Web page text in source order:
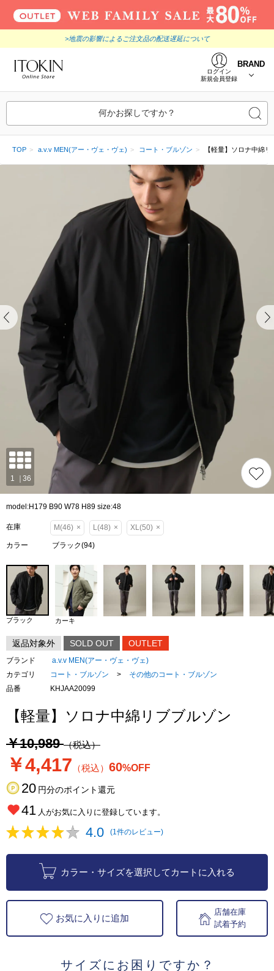
>地震の影響によるご注文品の配送遅延について
ログイン
新規会員登録
BRAND
何かお探しですか？
TOP a.v.v MEN(アー・ヴェ・ヴェ) コート・ブルゾン 【軽量】ソロナ中綿
model:H179 B90 W78 H89 size:48
在庫 M(46) × L(48) × XL(50) ×
カラー ブラック(94)
ブラック カーキ
返品対象外 SOLD OUT OUTLET
ブランド
a.v.v MEN(アー・ヴェ・ヴェ)
カテゴリ
コート・ブルゾン >
その他のコート・ブルゾン
品番
KHJAA20099
【軽量】ソロナ中綿リブブルゾン
￥10,989（税込）
￥4,417 （税込） 60%OFF
20 円分のポイント還元
41 人がお気に入りに登録しています。
4.0 (1件のレビュー)
カラー・サイズを選択してカートに入れる
お気に入りに追加
店舗在庫
試着予約
サイズにお困りですか？